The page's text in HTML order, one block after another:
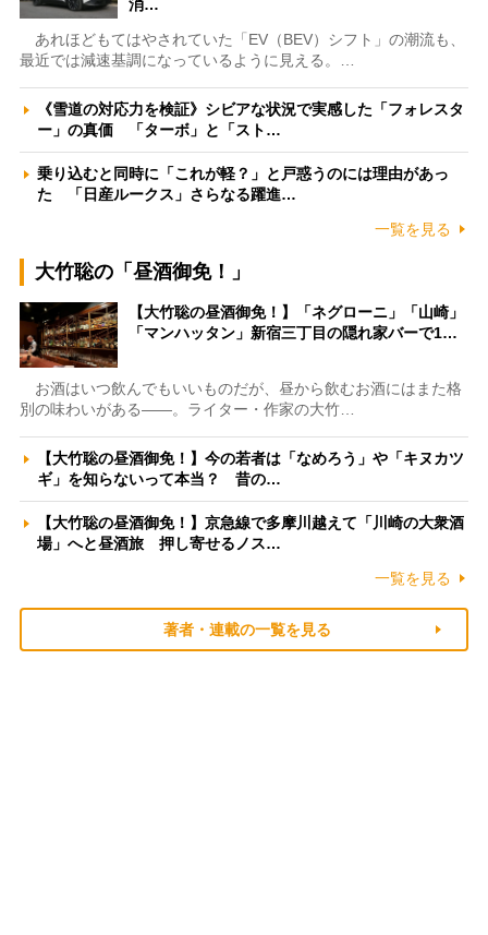
消…
あれほどもてはやされていた「EV（BEV）シフト」の潮流も、
最近では減速基調になっているように見える。…
《雪道の対応力を検証》シビアな状況で実感した「フォレスタ
ー」の真価 「ターボ」と「スト…
乗り込むと同時に「これが軽？」と戸惑うのには理由があっ
た 「日産ルークス」さらなる躍進…
一覧を見る
大竹聡の「昼酒御免！」
【大竹聡の昼酒御免！】「ネグローニ」「山崎」
「マンハッタン」新宿三丁目の隠れ家バーで1…
お酒はいつ飲んでもいいものだが、昼から飲むお酒にはまた格
別の味わいがある――。ライター・作家の大竹…
【大竹聡の昼酒御免！】今の若者は「なめろう」や「キヌカツ
ギ」を知らないって本当？ 昔の…
【大竹聡の昼酒御免！】京急線で多摩川越えて「川崎の大衆酒
場」へと昼酒旅 押し寄せるノス…
一覧を見る
著者・連載の一覧を見る